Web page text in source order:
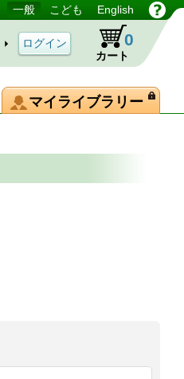
一般 こども English
カート
0
マイライブラリー